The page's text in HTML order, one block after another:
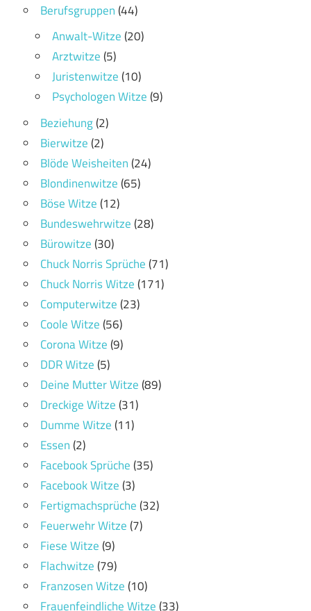
Berufsgruppen(44)
Anwalt-Witze(20)
Arztwitze(5)
Juristenwitze(10)
Psychologen Witze(9)
Beziehung(2)
Bierwitze(2)
Blöde Weisheiten(24)
Blondinenwitze(65)
Böse Witze(12)
Bundeswehrwitze(28)
Bürowitze(30)
Chuck Norris Sprüche(71)
Chuck Norris Witze(171)
Computerwitze(23)
Coole Witze(56)
Corona Witze(9)
DDR Witze(5)
Deine Mutter Witze(89)
Dreckige Witze(31)
Dumme Witze(11)
Essen(2)
Facebook Sprüche(35)
Facebook Witze(3)
Fertigmachsprüche(32)
Feuerwehr Witze(7)
Fiese Witze(9)
Flachwitze(79)
Franzosen Witze(10)
Frauenfeindliche Witze(33)